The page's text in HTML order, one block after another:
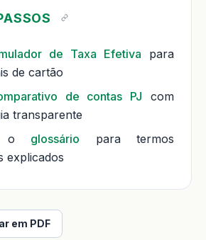
de Taxa Efetiva para
de cartão
de contas PJ com
transparente
o glossário para termos
explicados
em PDF